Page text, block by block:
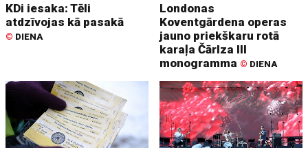
KDi iesaka: Tēli
atdzīvojas kā pasakā
© DIENA
Londonas
Koventgārdena operas
jauno priekškaru rotā
karaļa Čārlza III
monogramma © DIENA